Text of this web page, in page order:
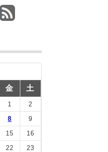
金 土
1
2
8
9
15
16
22
23